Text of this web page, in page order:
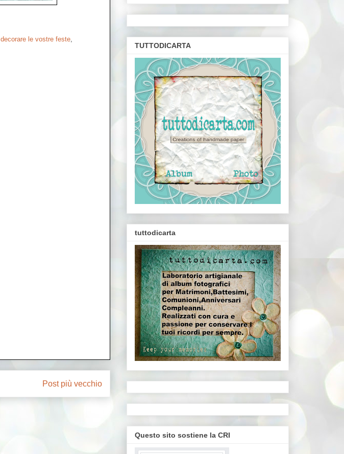
decorare le vostre feste,
Post più vecchio
TUTTODICARTA
tuttodicarta
Questo sito sostiene la CRI